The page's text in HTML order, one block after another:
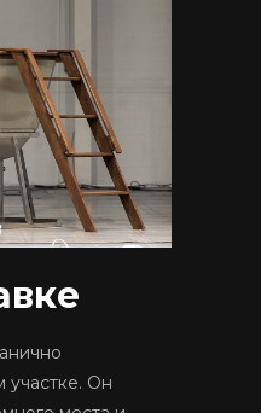
участке. Он